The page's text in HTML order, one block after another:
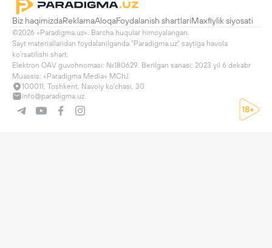
Biz haqimizdaReklamaAloqaFoydalanish shartlariMaxfiylik siyosati
©2026 «Paradigma.uz». Barcha huqular himoyalangan.
Sayt materiallaridan foydalanilganda "Paradigma.uz" saytiga havola
ko'rsatilishi shart.
Elektron OAV guvohnomasi: №180629. Berilgan sanasi: 2023 yil 6 dekabr
Muassis: «Paradigma Media» MChJ
100011, Toshkent, Navoiy ko'chasi, 30
info@paradigma.uz